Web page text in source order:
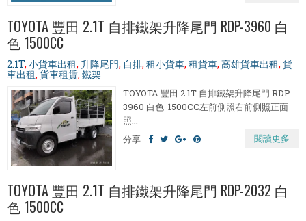
TOYOTA 豐田 2.1T 自排鐵架升降尾門 RDP-3960 白
色 1500CC
2.1T, 小貨車出租, 升降尾門, 自排, 租小貨車, 租貨車, 高雄貨車出租, 貨
車出租,貨車租賃, 鐵架
TOYOTA 豐田 2.1T 自排鐵架升降尾門 RDP-
3960 白色 1500CC左前側照右前側照正面
照...
分享:
閱讀更多
TOYOTA 豐田 2.1T 自排鐵架升降尾門 RDP-2032 白
色 1500CC